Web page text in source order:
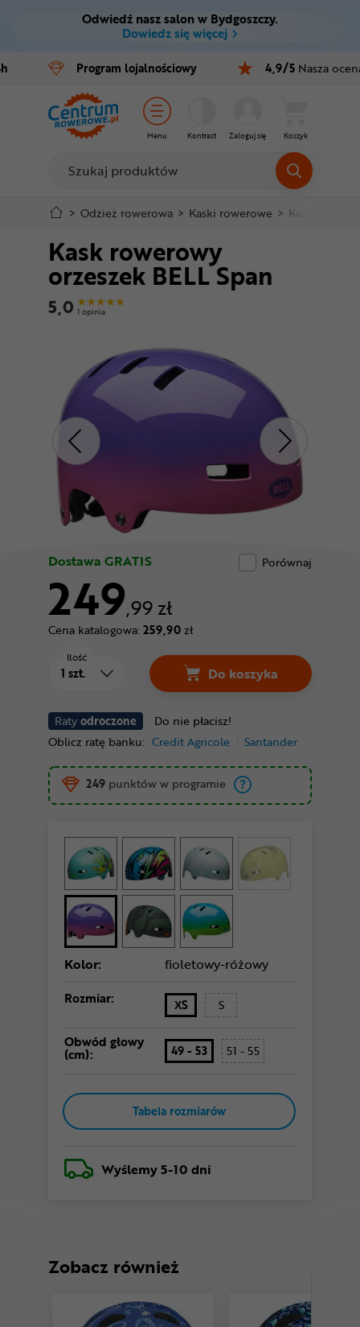
Ctrl M
Menu główne
Informacje o produkcie
Do koszyka
Szczegółowe informacje
Stopka
Mapa strony
Odwiedź nasz salon w Bydgoszczy.
Dowiedz się więcej
Program lojalnościowy 4,9/5 Nasza
Menu Kontrast Zaloguj się Koszyk
Rowery
E-bike
Części
Akcesoria
Odzież
Kaski
Buty
Odżywki
Nowości
Superoferta
> Odzież rowerowa > Kaski rowerowe > Kaski dla
Kask rowerowy
orzeszek BELL Span
5,0 1 opinia
Dostawa GRATIS Porównaj
249,99 zł
Cena katalogowa: 259,90zł
Ratyodroczone
Do nie płacisz!
Oblicz ratę banku: Credit Agricole Santander
Ilość
Do koszyka
249 punktów w programie
Kolor: fioletowy-różowy
Rozmiar: XS S
Obwód głowy
(cm): 49 - 53 51 - 55
Tabela rozmiarów
Wyślemy5-10 dni
Zobacz również